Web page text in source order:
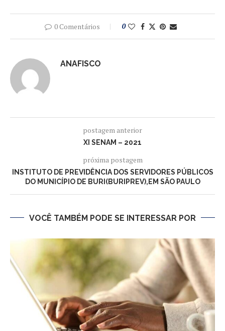
0 Comentários 0
ANAFISCO
postagem anterior
XI SENAM – 2021
próxima postagem
INSTITUTO DE PREVIDÊNCIA DOS SERVIDORES PÚBLICOS
DO MUNICÍPIO DE BURI(BURIPREV),EM SÃO PAULO
VOCÊ TAMBÉM PODE SE INTERESSAR POR